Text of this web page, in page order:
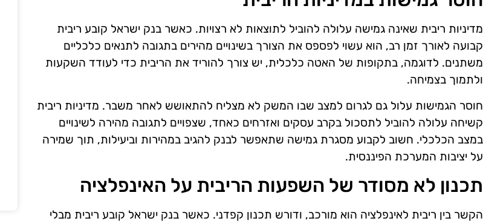
מדיניות ריבית שאינה גמישה עלולה להוביל לתוצאות לא רצויות. כאשר בנק ישראל קובע ריבית
קבועה לאורך זמן רב, הוא עשוי לפספס את הצורך בשינויים מהירים בתגובה לתנאים כלכליים
משתנים. לדוגמה, בתקופות של האטה כלכלית, יש צורך להוריד את הריבית כדי לעודד השקעות
ולתמוך בצמיחה.
חוסר הגמישות עלול גם לגרום למצב שבו המשק לא מצליח להתאושש לאחר משבר. מדיניות ריבית
קשיחה עלולה להוביל לתסכול בקרב עסקים ואזרחים כאחד, שצפויים לתגובה מהירה לשינויים
במצב הכלכלי. חשוב לקבוע מסגרת גמישה שתאפשר לבנק להגיב במהירות וביעילות, תוך שמירה
על יציבות המערכת הפיננסית.
תכנון לא מסודר של השפעות הריבית על האינפלציה
הקשר בין ריבית לאינפלציה הוא מורכב, ודורש תכנון קפדני. כאשר בנק ישראל קובע ריבית מבלי